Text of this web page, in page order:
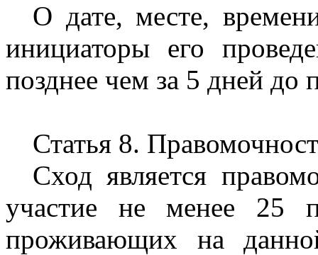
О дате, месте,
инициаторы его
позднее чем за 5 дней до
Статья 8.
Сход является
участие не менее 25
проживающих на